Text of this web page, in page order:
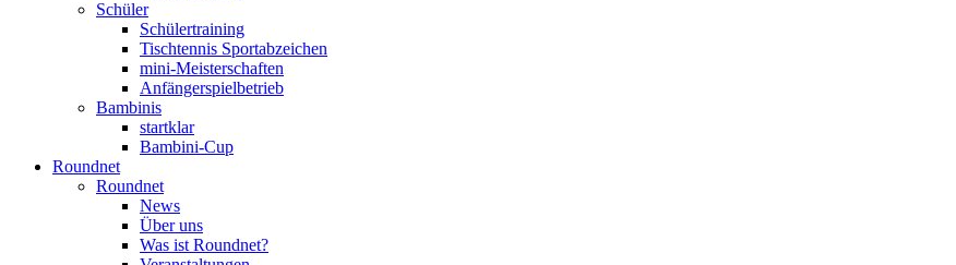
Schüler
Schülertraining
Tischtennis Sportabzeichen
mini-Meisterschaften
Anfängerspielbetrieb
Bambinis
startklar
Bambini-Cup
Roundnet
Roundnet
News
Über uns
Was ist Roundnet?